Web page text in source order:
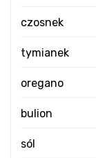
czosnek
tymianek
oregano
bulion
sól